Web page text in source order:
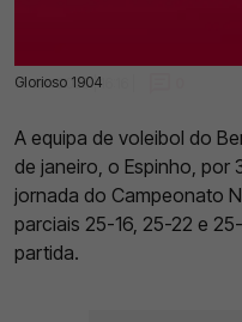
Glorioso 1904
14 Jan 2023 | 16:16 |
A equipa de voleibol do
de janeiro, o Espinho, por
jornada do Campeonato
parciais 25-16, 25-22 e
partida.